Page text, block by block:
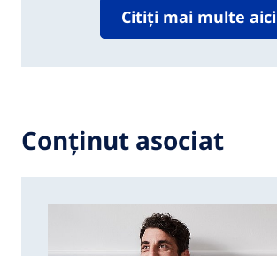
Citiți mai multe aici
Conținut asociat